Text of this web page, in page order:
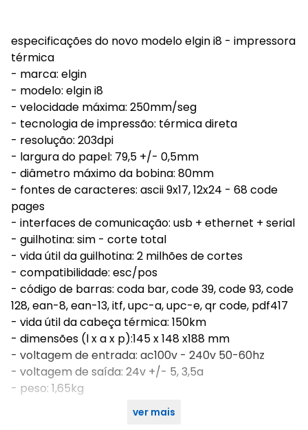
especificações do novo modelo elgin i8 - impressora
térmica
- marca: elgin
- modelo: elgin i8
- velocidade máxima: 250mm/seg
- tecnologia de impressão: térmica direta
- resolução: 203dpi
- largura do papel: 79,5 +/- 0,5mm
- diâmetro máximo da bobina: 80mm
- fontes de caracteres: ascii 9x17, 12x24 - 68 code
pages
- interfaces de comunicação: usb + ethernet + serial
- guilhotina: sim - corte total
- vida útil da guilhotina: 2 milhões de cortes
- compatibilidade: esc/pos
- código de barras: coda bar, code 39, code 93, code
128, ean-8, ean-13, itf, upc-a, upc-e, qr code, pdf417
- vida útil da cabeça térmica: 150km
- dimensões (l x a x p):145 x 148 x188 mm
- voltagem de entrada: ac100v - 240v 50-60hz
- voltagem de saída: 24v +/- 5, 3,5a
- peso: 1,65kg
ver mais